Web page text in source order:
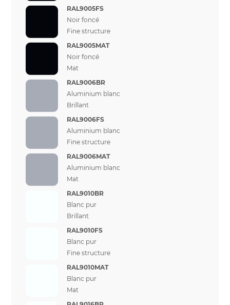
RAL9005FS
Noir foncé
Fine structure
RAL9005MAT
Noir foncé
Mat
RAL9006BR
Aluminium blanc
Brillant
RAL9006FS
Aluminium blanc
Fine structure
RAL9006MAT
Aluminium blanc
Mat
RAL9010BR
Blanc pur
Brillant
RAL9010FS
Blanc pur
Fine structure
RAL9010MAT
Blanc pur
Mat